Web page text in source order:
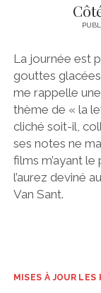
La journée est
gouttes
me rappelle
thème de « la
cliché soit-il,
ses notes ne
films m’ayant
l’aurez deviné
Van Sant.
MISES À JOUR LES